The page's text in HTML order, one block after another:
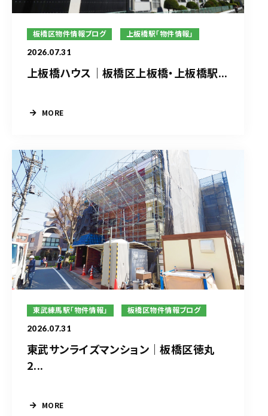
板橋区物件情報ブログ 上板橋駅「物件情報」
2026.07.31
上板橋ハウス｜板橋区上板橋・上板橋駅...
MORE
東武練馬駅「物件情報」 板橋区物件情報ブログ
2026.07.31
東武サンライズマンション｜板橋区徳丸
2...
MORE